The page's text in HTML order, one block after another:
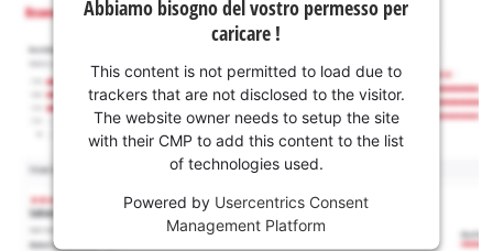
Abbiamo bisogno del vostro permesso per
caricare !
This content is not permitted to load due to
trackers that are not disclosed to the visitor.
The website owner needs to setup the site
with their CMP to add this content to the list
of technologies used.
Powered by Usercentrics Consent
Management Platform